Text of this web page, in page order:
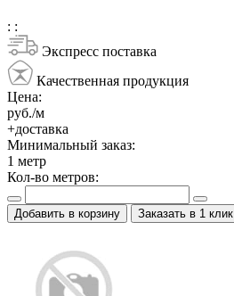
: :
Экспресс поставка
Качественная продукция
Цена:
руб./м
+доставка
Минимальный заказ:
1 метр
Кол-во метров:
Добавить в корзину Заказать в 1 клик